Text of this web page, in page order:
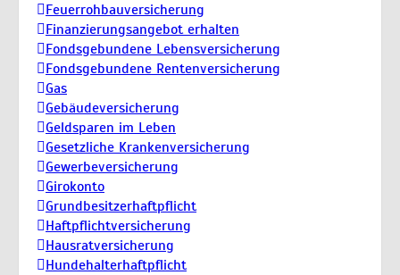
Feuerrohbauversicherung
Finanzierungsangebot erhalten
Fondsgebundene Lebensversicherung
Fondsgebundene Rentenversicherung
Gas
Gebäudeversicherung
Geldsparen im Leben
Gesetzliche Krankenversicherung
Gewerbeversicherung
Girokonto
Grundbesitzerhaftpflicht
Haftpflichtversicherung
Hausratversicherung
Hundehalterhaftpflicht